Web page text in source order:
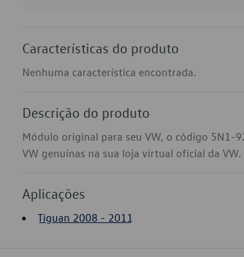
Características do produto
Nenhuma característica encontrada.
Descrição do produto
Módulo original para seu VW, o código 5N1-
VW genuínas na sua loja virtual oficial da VW.
Aplicações
Tiguan 2008 - 2011